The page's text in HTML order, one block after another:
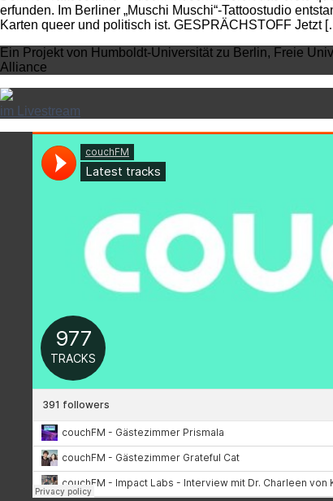
erfunden. Im Berliner „Muschi Muschi“-Tattoostudio
Karten queer und politisch ist. GESPRÄCHSTOFF Jetzt
Ein Projekt von Humboldt-Universität zu Berlin, Freie
Alliance
im Livestream